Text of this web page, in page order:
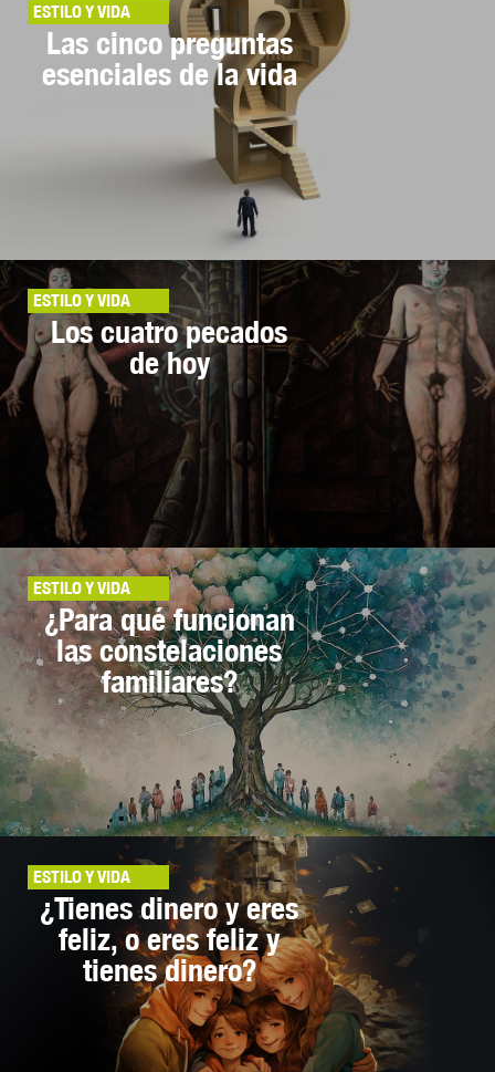
ESTILO Y VIDA
Las cinco preguntas
esenciales de la vida
ESTILO Y VIDA
Los cuatro pecados
de hoy
ESTILO Y VIDA
¿Para qué funcionan
las constelaciones
familiares?
ESTILO Y VIDA
¿Tienes dinero y eres
feliz, o eres feliz y
tienes dinero?